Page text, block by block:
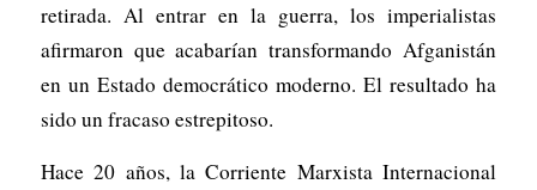
retirada. Al entrar en la guerra, los imperialistas
afirmaron que acabarían transformando Afganistán
en un Estado democrático moderno. El resultado ha
sido un fracaso estrepitoso.
Hace 20 años, la Corriente Marxista Internacional